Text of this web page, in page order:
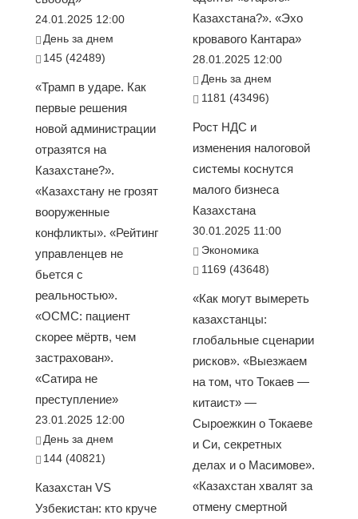
24.01.2025 12:00
День за днем
145 (42489)
«Трамп в ударе. Как
первые решения
новой администрации
отразятся на
Казахстане?».
«Казахстану не грозят
вооруженные
конфликты». «Рейтинг
управленцев не
бьется с
реальностью».
«ОСМС: пациент
скорее мёртв, чем
застрахован».
«Сатира не
преступление»
23.01.2025 12:00
День за днем
144 (40821)
Казахстан VS
Узбекистан: кто круче
Казахстана?». «Эхо
кровавого Кантара»
28.01.2025 12:00
День за днем
1181 (43496)
Рост НДС и
изменения налоговой
системы коснутся
малого бизнеса
Казахстана
30.01.2025 11:00
Экономика
1169 (43648)
«Как могут вымереть
казахстанцы:
глобальные сценарии
рисков». «Выезжаем
на том, что Токаев —
китаист» —
Сыроежкин о Токаеве
и Си, секретных
делах и о Масимове».
«Казахстан хвалят за
отмену смертной